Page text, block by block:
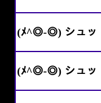
(ﾒ^◎-◎) シュ
(ﾒ^◎-◎) シュッ